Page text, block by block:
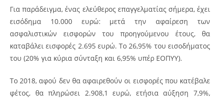
Για παράδειγμα, ένας ελεύθερος επαγγελματίας σήμερα, έχει
εισόδημα 10.000 ευρώ: μετά την αφαίρεση των
ασφαλιστικών εισφορών του προηγούμενου έτους, θα
καταβάλει εισφορές 2.695 ευρώ. Το 26,95% του εισοδήματος
του (20% για κύρια σύνταξη και 6,95% υπέρ ΕΟΠΥΥ).
Το 2018, αφού δεν θα αφαιρεθούν οι εισφορές που κατέβαλε
φέτος, θα πληρώσει 2.908,1 ευρώ, ετήσια αύξηση 7,9%,